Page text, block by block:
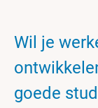
Wil je
goede